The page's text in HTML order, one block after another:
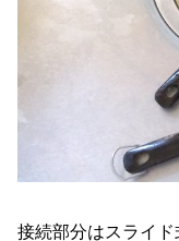
接続部分はスライド